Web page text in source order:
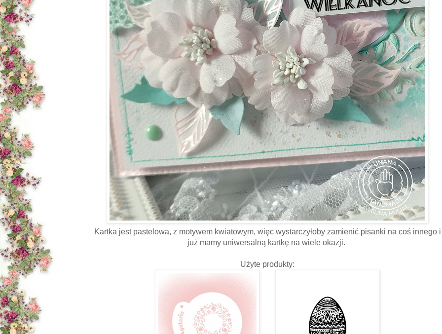
Kartka jest pastelowa, z motywem kwiatowym, więc wystarczyłoby zamienić pisanki na coś innego i
już mamy uniwersalną kartkę na wiele okazji.
Użyte produkty: